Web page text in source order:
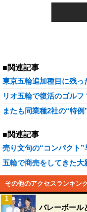
■関連記事
東京五輪追加種目に残っ
リオ五輪で復活のゴルフ
またも同業種2社の“特
■関連記事
売り文句の“コンパクト”
五輪で商売をしてきた大
その他のアクセスランキン
バレーボール
1